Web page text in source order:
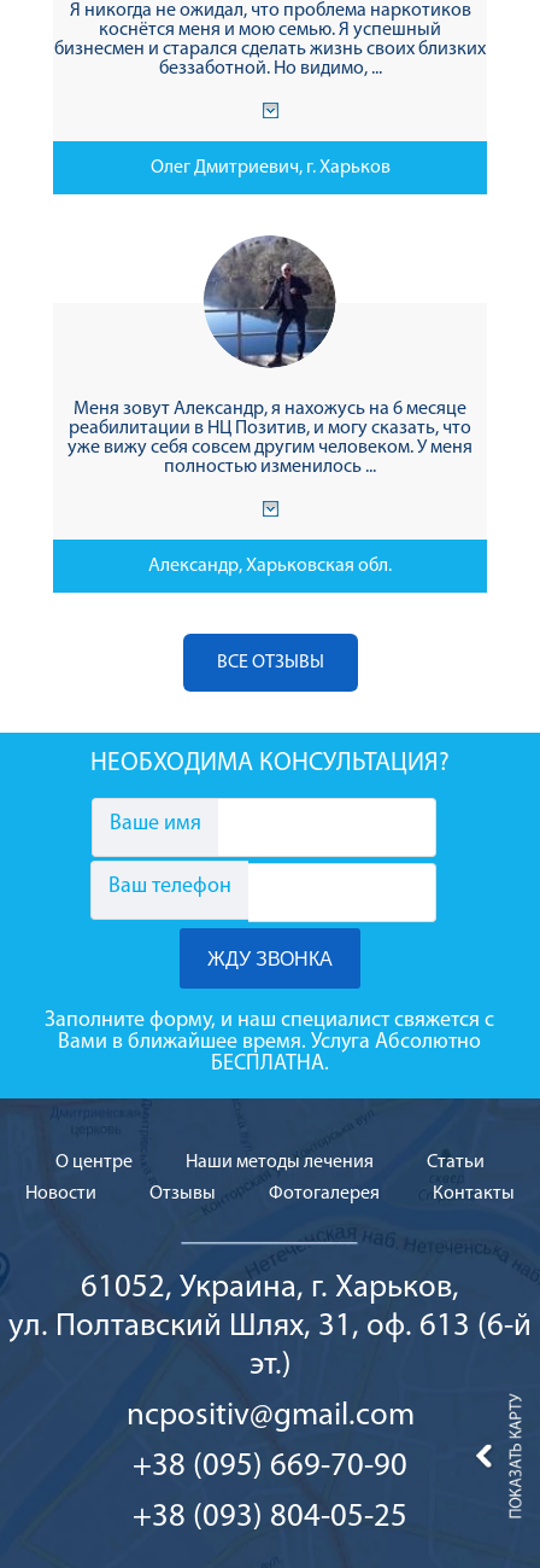
Я никогда не ожидал, что проблема наркотиков
коснётся меня и мою семью. Я успешный
бизнесмен и старался сделать жизнь своих близких
беззаботной. Но видимо, ...
Олег Дмитриевич, г. Харьков
Меня зовут Александр, я нахожусь на 6 месяце
реабилитации в НЦ Позитив, и могу сказать, что
уже вижу себя совсем другим человеком. У меня
полностью изменилось ...
Александр, Харьковская обл.
ВСЕ ОТЗЫВЫ
НЕОБХОДИМА КОНСУЛЬТАЦИЯ?
Ваше имя
Ваш телефон
Заполните форму, и наш специалист свяжется с
Вами в ближайшее время. Услуга Абсолютно
БЕСПЛАТНА.
О центре Наши методы лечения
Cтатьи
Новости
Отзывы Фотогалерея Контакты
61052, Украина, г. Харьков,
ул. Полтавский Шлях, 31, оф. 613 (6-й
эт.)
ncpositiv@gmail.com
+38 (095) 669-70-90
+38 (093) 804-05-25